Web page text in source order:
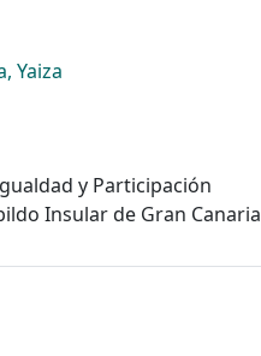
Yaiza
y Participación
Insular de Gran Canaria